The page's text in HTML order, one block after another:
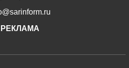
РЕКЛАМА